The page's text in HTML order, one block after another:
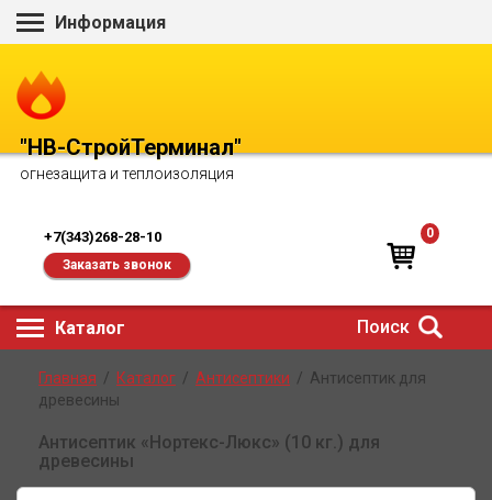
Информация
"НВ-СтройТерминал"
огнезащита и теплоизоляция
+7(343)268-28-10
Заказать звонок
0
Каталог Поиск
Главная / Каталог / Антисептики / Антисептик для
древесины
Антисептик «Нортекс-Люкс» (10 кг.) для
древесины